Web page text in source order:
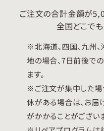
ご注文の合計金額が
全国どこで
※北海道、四国、九州
地の場合、7日前後で
ます。
※ご注文が集中した場
休がある場合は、お届
がかかることがござい